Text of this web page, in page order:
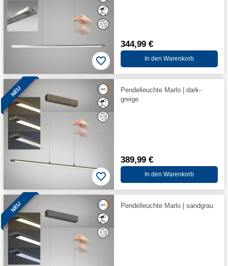
344,99 €
In den Warenkorb
NEU
Pendelleuchte Marlo | dark-
greige
389,99 €
In den Warenkorb
NEU Pendelleuchte Marlo | sandgrau